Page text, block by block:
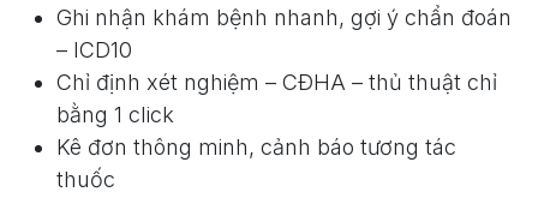
Ghi nhận khám bệnh nhanh, gợi ý chẩn đoán
– ICD10
Chỉ định xét nghiệm – CĐHA – thủ thuật chỉ
bằng 1 click
Kê đơn thông minh, cảnh báo tương tác
thuốc